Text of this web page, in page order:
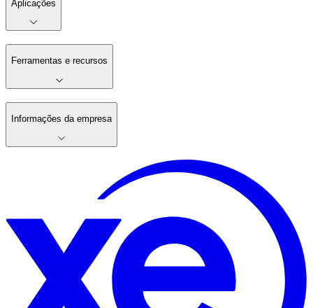
Aplicações
Ferramentas e recursos
Informações da empresa